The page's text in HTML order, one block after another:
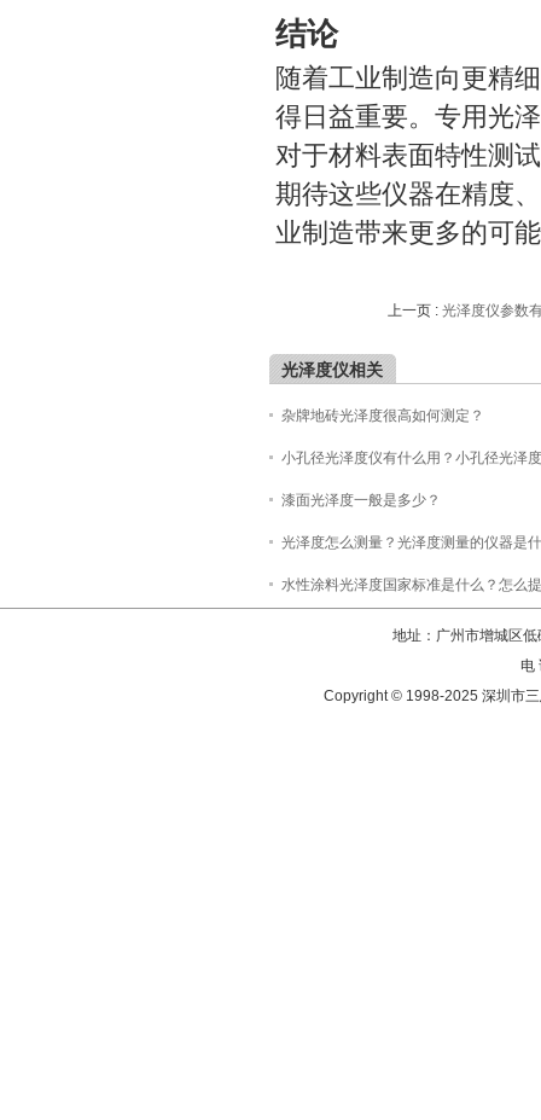
结论
随着工业制造向更精
得日益重要。专用光
对于材料表面特性测
期待这些仪器在精度
业制造带来更多的可
上一页 : 光泽度仪参数
光泽度仪相关
杂牌地砖光泽度很高如何测定？
小孔径光泽度仪有什么用？小孔径光泽
漆面光泽度一般是多少？
光泽度怎么测量？光泽度测量的仪器是
水性涂料光泽度国家标准是什么？怎么
地址：广州市增城区
电
Copyright © 1998-2025 深圳市